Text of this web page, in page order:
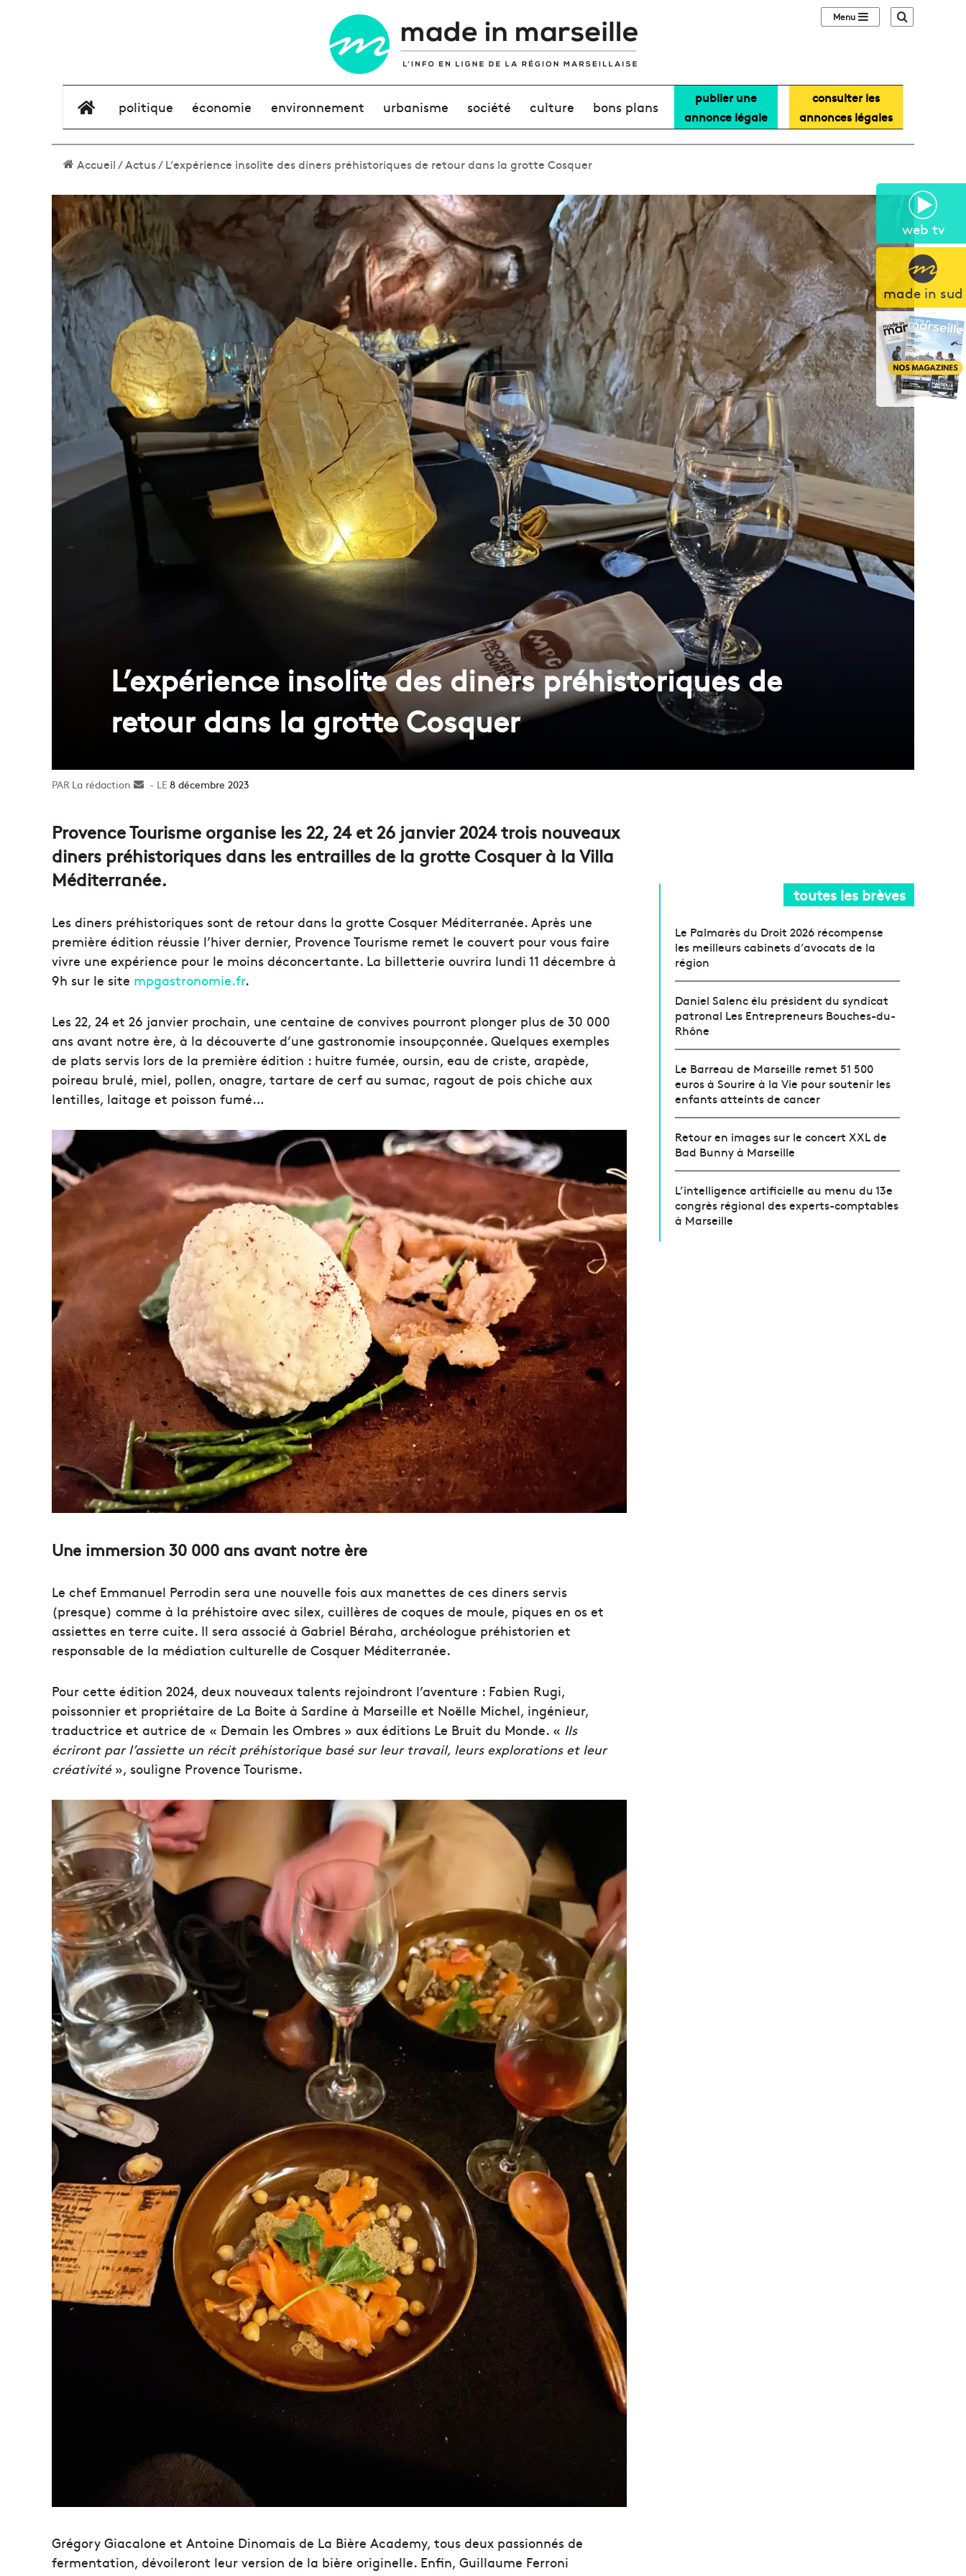
web tv
made in sud
Sidebar (barre
élément de menu
politique économie environnement urbanisme société culture bons plans
publier une
annonce légale
consulter les
annonces légales
Accueil/Actus/L’expérience insolite des diners préhistoriques de retour dans la grotte Cosquer
L’expérience insolite des diners préhistoriques de
retour dans la grotte Cosquer
La rédaction
Envoyer8 décembre 2023
Provence Tourisme organise les 22, 24 et 26 janvier 2024 trois nouveaux
diners préhistoriques dans les entrailles de la grotte Cosquer à la Villa
Méditerranée.
Les diners préhistoriques sont de retour dans la grotte Cosquer Méditerranée. Après une
première édition réussie l’hiver dernier, Provence Tourisme remet le couvert pour vous faire
vivre une expérience pour le moins déconcertante. La billetterie ouvrira lundi 11 décembre à
9h sur le site mpgastronomie.fr.
Les 22, 24 et 26 janvier prochain, une centaine de convives pourront plonger plus de 30 000
ans avant notre ère, à la découverte d’une gastronomie insoupçonnée. Quelques exemples
de plats servis lors de la première édition : huitre fumée, oursin, eau de criste, arapède,
poireau brulé, miel, pollen, onagre, tartare de cerf au sumac, ragout de pois chiche aux
lentilles, laitage et poisson fumé…
Une immersion 30 000 ans avant notre ère
Le chef Emmanuel Perrodin sera une nouvelle fois aux manettes de ces diners servis
(presque) comme à la préhistoire avec silex, cuillères de coques de moule, piques en os et
assiettes en terre cuite. Il sera associé à Gabriel Béraha, archéologue préhistorien et
responsable de la médiation culturelle de Cosquer Méditerranée.
Pour cette édition 2024, deux nouveaux talents rejoindront l’aventure : Fabien Rugi,
poissonnier et propriétaire de La Boite à Sardine à Marseille et Noëlle Michel, ingénieur,
traductrice et autrice de « Demain les Ombres » aux éditions Le Bruit du Monde. « Ils
écriront par l’assiette un récit préhistorique basé sur leur travail, leurs explorations et leur
créativité», souligne Provence Tourisme.
Grégory Giacalone et Antoine Dinomais de La Bière Academy, tous deux passionnés de
fermentation, dévoileront leur version de la bière originelle. Enfin, Guillaume Ferroni
toutes les brèves
Le Palmarès du Droit 2026 récompense
les meilleurs cabinets d’avocats de la
région
Daniel Salenc élu président du syndicat
patronal Les Entrepreneurs Bouches-du-
Rhône
Le Barreau de Marseille remet 51 500
euros à Sourire à la Vie pour soutenir les
enfants atteints de cancer
Retour en images sur le concert XXL de
Bad Bunny à Marseille
L’intelligence artificielle au menu du 13e
congrès régional des experts-comptables
à Marseille